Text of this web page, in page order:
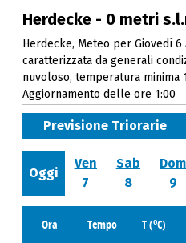
Herdecke - 0 metri
Herdecke, Meteo per Giovedì 6
caratterizzata da generali
nuvoloso, temperatura minima
Aggiornamento delle ore 1:00
Previsione Triorarie
Oggi
Ven
7
Sab
8
Dom
9
Ora Tempo T (oC)